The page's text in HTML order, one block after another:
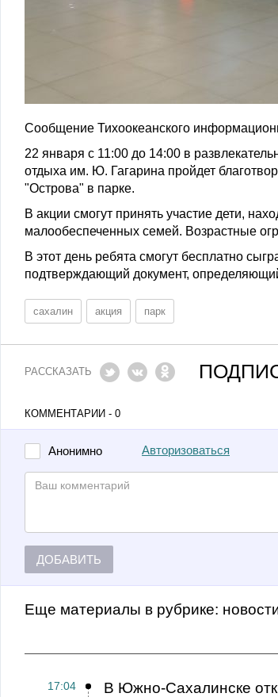
Сообщение Тихоокеанского
22 января с 11:00 до 14:00 в
отдыха им. Ю. Гагарина пройдет
"Острова" в парке.
В акции смогут принять участие дети,
малообеспеченных семей. Возрастные
В этот день ребята смогут бесплатно
подтверждающий документ,
сахалин акция парк
РАССКАЗАТЬ
КОММЕНТАРИИ - 0
Анонимно Авторизоваться
ДОБАВИТЬ
Еще материалы в рубрике:
17:04 В Южно-Сахалинске